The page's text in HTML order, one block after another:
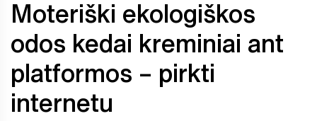
Moteriški ekologiškos
odos kedai kreminiai ant
platformos – pirkti
internetu